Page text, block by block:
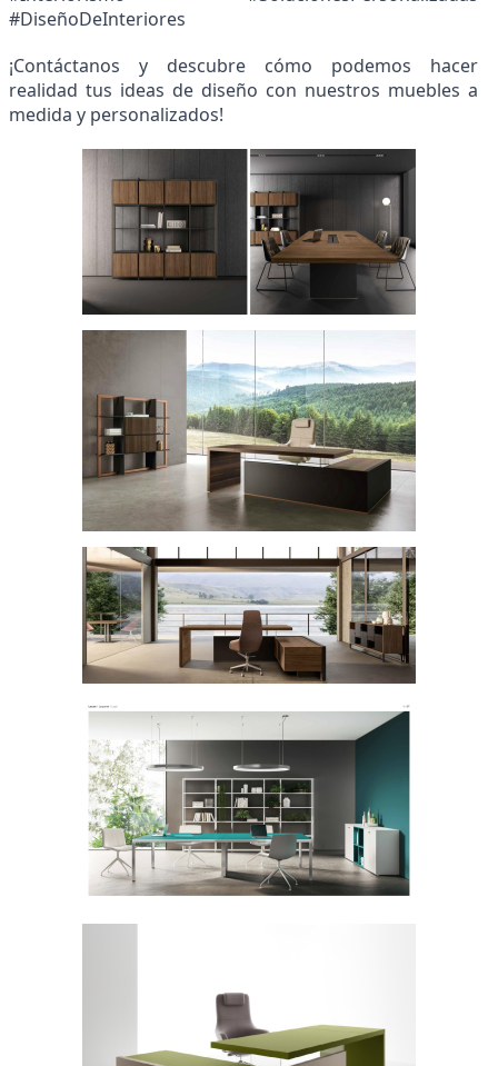
#DiseñoDeInteriores
¡Contáctanos y descubre cómo podemos hacer
realidad tus ideas de diseño con nuestros muebles a
medida y personalizados!